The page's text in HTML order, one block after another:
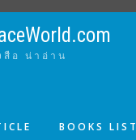
อ น่าอ่าน
BOOKS LIST